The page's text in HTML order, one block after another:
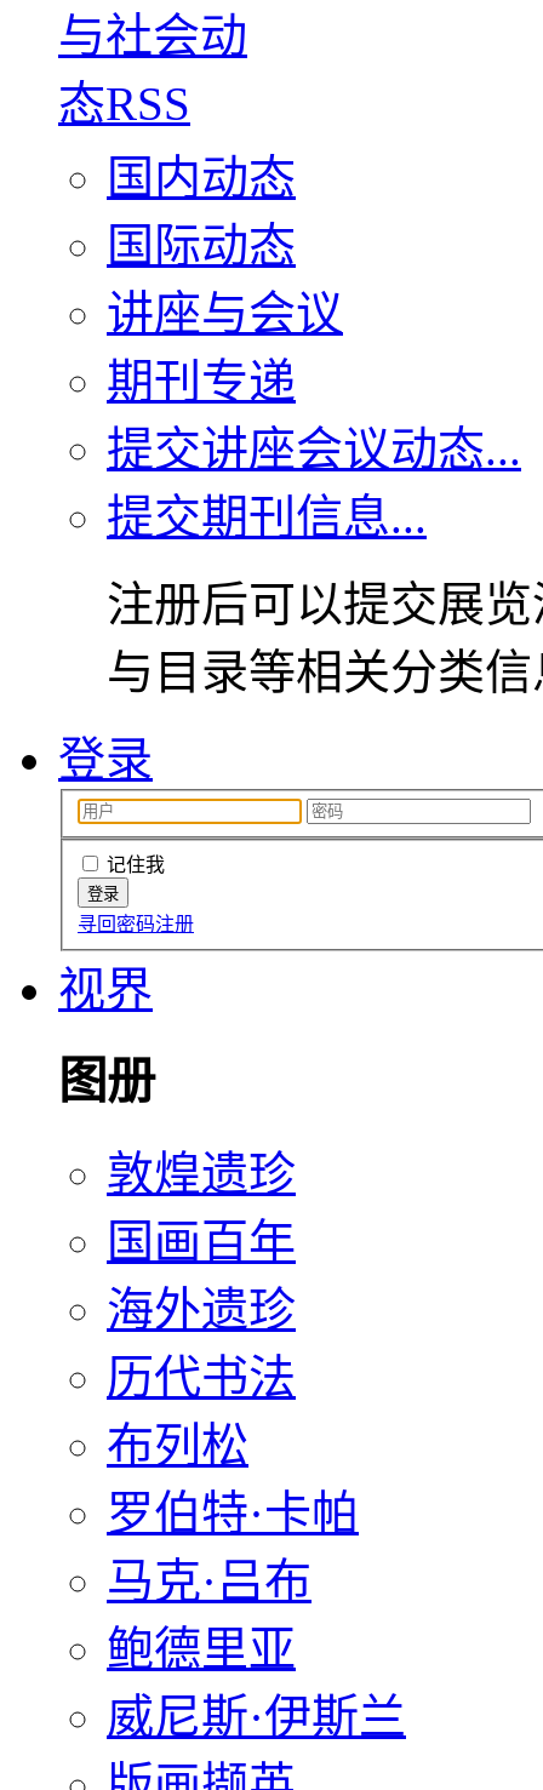
国内动态
国际动态
讲座与会议
期刊专递
提交讲座会议动态...
提交期刊信息...
注册后可以提交展
与目录等相关分类
登录
记住我
寻回密码注册
视界
图册
敦煌遗珍
国画百年
海外遗珍
历代书法
布列松
罗伯特·卡帕
马克·吕布
鲍德里亚
威尼斯·伊斯兰